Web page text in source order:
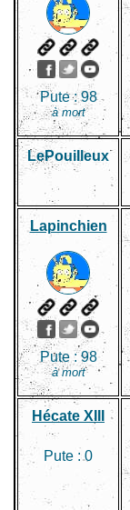
Pute :98
à mort
LePouiIleux
Lapinchien
Pute :98
à mort
Hécate XIII
Pute :0